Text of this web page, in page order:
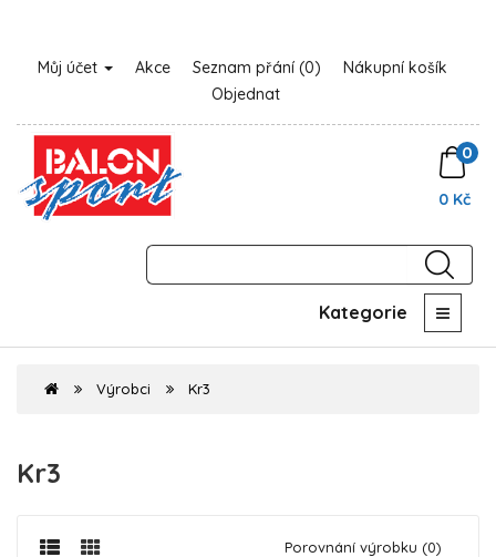
Můj účet Akce Seznam přání (0)
Nákupní košík
Objednat
0
0 Kč
Kategorie
Výrobci Kr3
Kr3
Porovnání výrobku (0)